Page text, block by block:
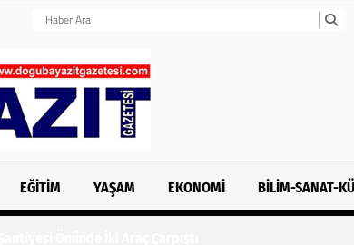
EĞITIM YAŞAM EKONOMI BILIM-SANAT-